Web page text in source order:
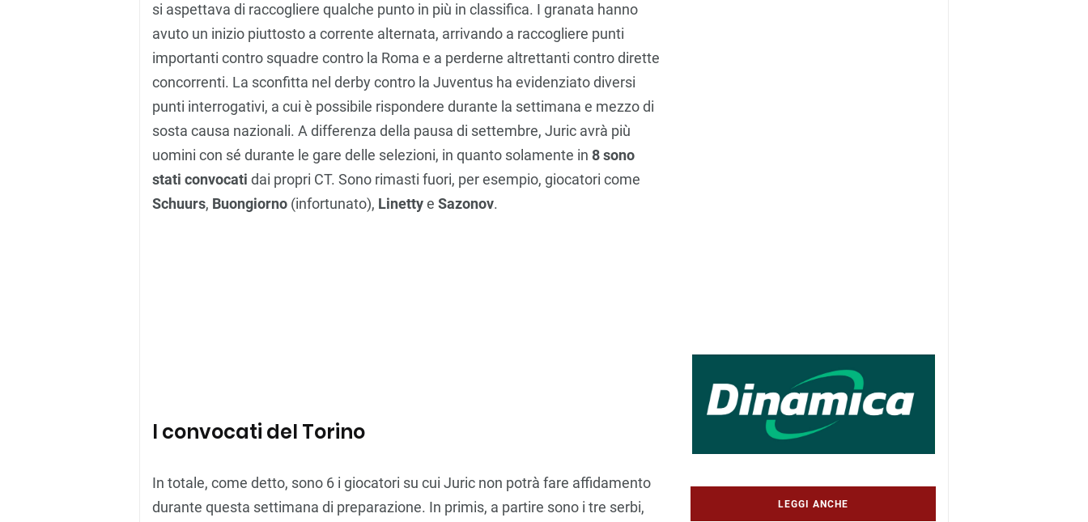
si aspettava di raccogliere qualche punto in più in classifica. I granata hanno
avuto un inizio piuttosto a corrente alternata, arrivando a raccogliere punti
importanti contro squadre contro la Roma e a perderne altrettanti contro dirette
concorrenti. La sconfitta nel derby contro la Juventus ha evidenziato diversi
punti interrogativi, a cui è possibile rispondere durante la settimana e mezzo di
sosta causa nazionali. A differenza della pausa di settembre, Juric avrà più
uomini con sé durante le gare delle selezioni, in quanto solamente in 8 sono
stati convocati dai propri CT. Sono rimasti fuori, per esempio, giocatori come
Schuurs, Buongiorno (infortunato), Linettye Sazonov.
I convocati del Torino
In totale, come detto, sono 6 i giocatori su cui Juric non potrà fare affidamento
durante questa settimana di preparazione. In primis, a partire sono i tre serbi,
LEGGI ANCHE